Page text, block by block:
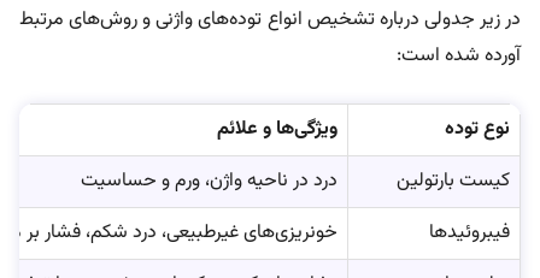
در زیر جدولی درباره تشخیص انواع توده‌های واژنی و روش‌های مرتبط
آورده شده است:
نوع توده
ویژگی‌ها و علائم
کیست بارتولین
درد در ناحیه واژن، ورم و حساسیت
فیبروئیدها
خونریزی‌های غیرطبیعی، درد شکم، فشار بر